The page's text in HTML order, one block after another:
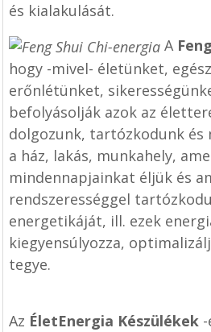
és kialakulását.
A
hogy -mivel- életünket,
erőnlétünket,
befolyásolják azok az
dolgozunk, tartózkodunk és
a ház, lakás, munkahely,
mindennapjainkat éljük és
rendszerességgel
energetikáját, ill. ezek
kiegyensúlyozza,
tegye.
Az ÉletEnergia Készülékek